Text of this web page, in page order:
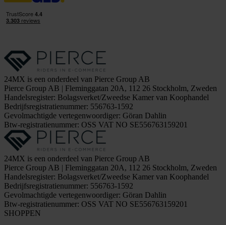
24MX is een onderdeel van Pierce Group AB
Pierce Group AB | Fleminggatan 20A, 112 26 Stockholm, Zweden
Handelsregister: Bolagsverket/Zweedse Kamer van Koophandel
Bedrijfsregistratienummer: 556763-1592
Gevolmachtigde vertegenwoordiger: Göran Dahlin
Btw-registratienummer: OSS VAT NO SE556763159201
24MX is een onderdeel van Pierce Group AB
Pierce Group AB | Fleminggatan 20A, 112 26 Stockholm, Zweden
Handelsregister: Bolagsverket/Zweedse Kamer van Koophandel
Bedrijfsregistratienummer: 556763-1592
Gevolmachtigde vertegenwoordiger: Göran Dahlin
Btw-registratienummer: OSS VAT NO SE556763159201
SHOPPEN